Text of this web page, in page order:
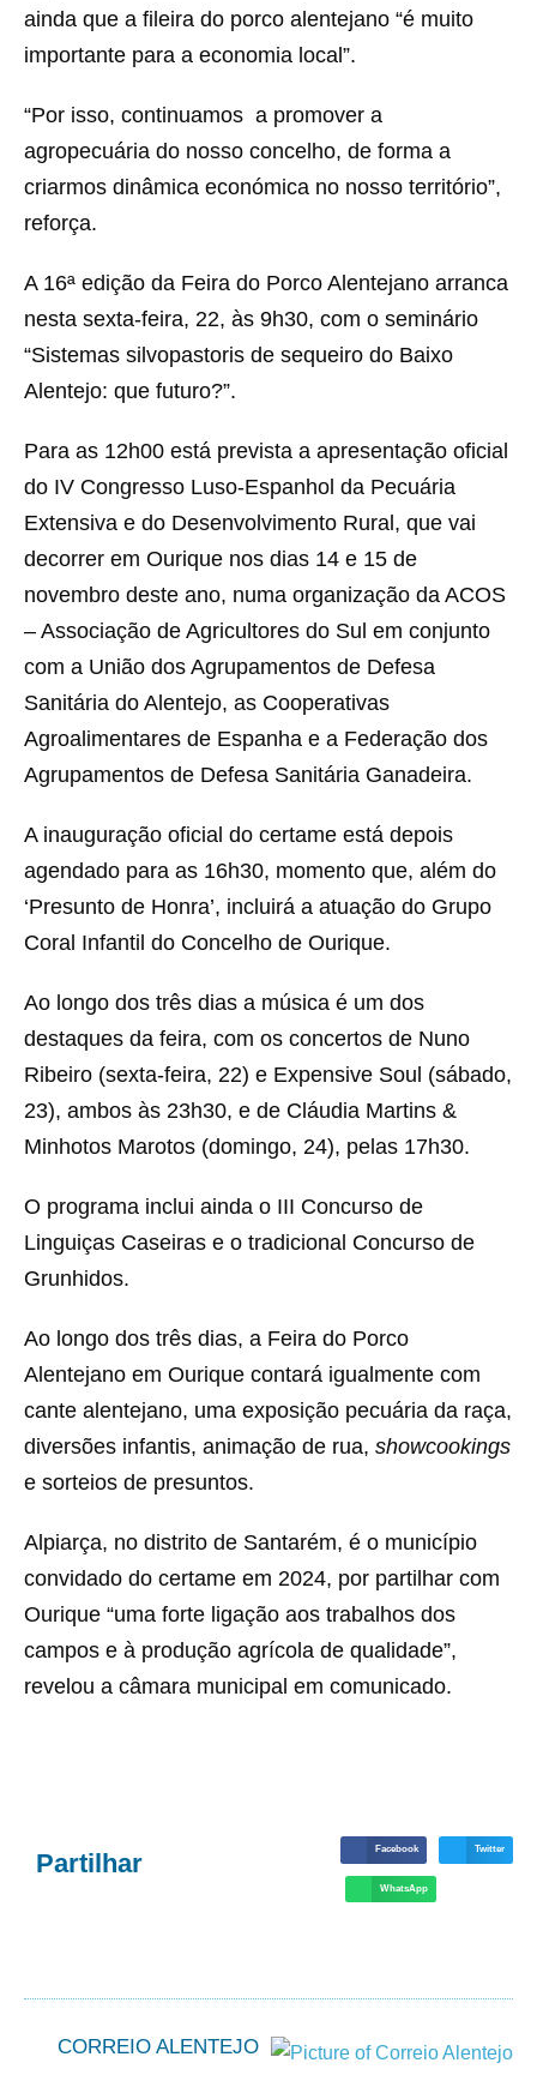
ainda que a fileira do porco alentejano “é muito
importante para a economia local”.
“Por isso, continuamos a promover a
agropecuária do nosso concelho, de forma a
criarmos dinâmica económica no nosso território”,
reforça.
A 16ª edição da Feira do Porco Alentejano arranca
nesta sexta-feira, 22, às 9h30, com o seminário
“Sistemas silvopastoris de sequeiro do Baixo
Alentejo: que futuro?”.
Para as 12h00 está prevista a apresentação oficial
do IV Congresso Luso-Espanhol da Pecuária
Extensiva e do Desenvolvimento Rural, que vai
decorrer em Ourique nos dias 14 e 15 de
novembro deste ano, numa organização da ACOS
– Associação de Agricultores do Sul em conjunto
com a União dos Agrupamentos de Defesa
Sanitária do Alentejo, as Cooperativas
Agroalimentares de Espanha e a Federação dos
Agrupamentos de Defesa Sanitária Ganadeira.
A inauguração oficial do certame está depois
agendado para as 16h30, momento que, além do
‘Presunto de Honra’, incluirá a atuação do Grupo
Coral Infantil do Concelho de Ourique.
Ao longo dos três dias a música é um dos
destaques da feira, com os concertos de Nuno
Ribeiro (sexta-feira, 22) e Expensive Soul (sábado,
23), ambos às 23h30, e de Cláudia Martins &
Minhotos Marotos (domingo, 24), pelas 17h30.
O programa inclui ainda o III Concurso de
Linguiças Caseiras e o tradicional Concurso de
Grunhidos.
Ao longo dos três dias, a Feira do Porco
Alentejano em Ourique contará igualmente com
cante alentejano, uma exposição pecuária da raça,
diversões infantis, animação de rua, showcookings
e sorteios de presuntos.
Alpiarça, no distrito de Santarém, é o município
convidado do certame em 2024, por partilhar com
Ourique “uma forte ligação aos trabalhos dos
campos e à produção agrícola de qualidade”,
revelou a câmara municipal em comunicado.
Partilhar Facebook Twitter
WhatsApp
CORREIO ALENTEJO